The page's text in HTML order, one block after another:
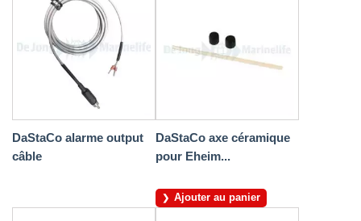
DaStaCo alarme output
câble
DaStaCo axe céramique
pour Eheim...
Ajouter au panier